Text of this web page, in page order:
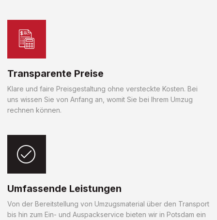
Transparente Preise
Klare und faire Preisgestaltung ohne versteckte Kosten. Bei
uns wissen Sie von Anfang an, womit Sie bei Ihrem Umzug
rechnen können.
Umfassende Leistungen
Von der Bereitstellung von Umzugsmaterial über den Transport
bis hin zum Ein- und Auspackservice bieten wir in Potsdam ein